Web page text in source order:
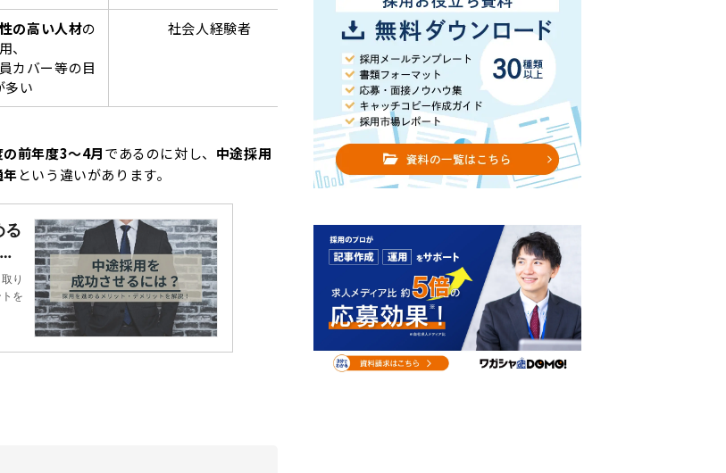
の高い人材の
、
カバー等の目
多い
社会人経験者
前年度3～4月であるのに対し、 中途採用
年という違いがあります。
る
り
を